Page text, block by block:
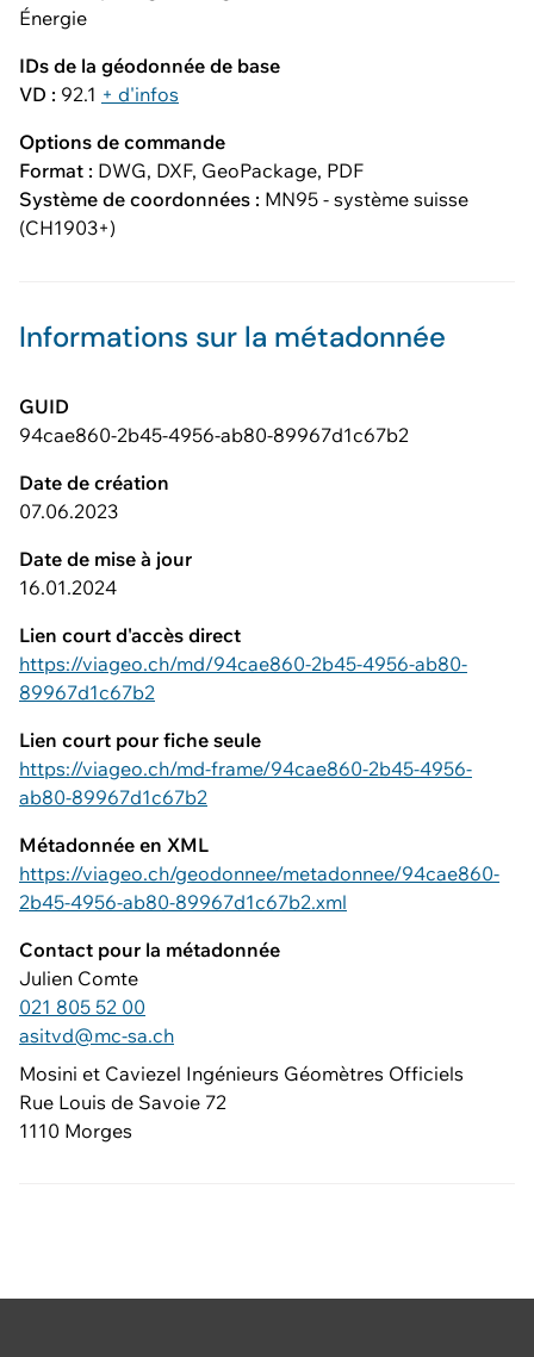
Énergie
IDs de la géodonnée de base
VD : 92.1 + d'infos
Options de commande
Format : DWG, DXF, GeoPackage, PDF
Système de coordonnées : MN95 - système suisse
(CH1903+)
Informations sur la métadonnée
GUID
94cae860-2b45-4956-ab80-89967d1c67b2
Date de création
07.06.2023
Date de mise à jour
16.01.2024
Lien court d'accès direct
https://viageo.ch/md/94cae860-2b45-4956-ab80-
89967d1c67b2
Lien court pour fiche seule
https://viageo.ch/md-frame/94cae860-2b45-4956-
ab80-89967d1c67b2
Métadonnée en XML
https://viageo.ch/geodonnee/metadonnee/94cae860-
2b45-4956-ab80-89967d1c67b2.xml
Contact pour la métadonnée
Julien Comte
021 805 52 00
asitvd@mc-sa.ch
Mosini et Caviezel Ingénieurs Géomètres Officiels
Rue Louis de Savoie 72
1110 Morges